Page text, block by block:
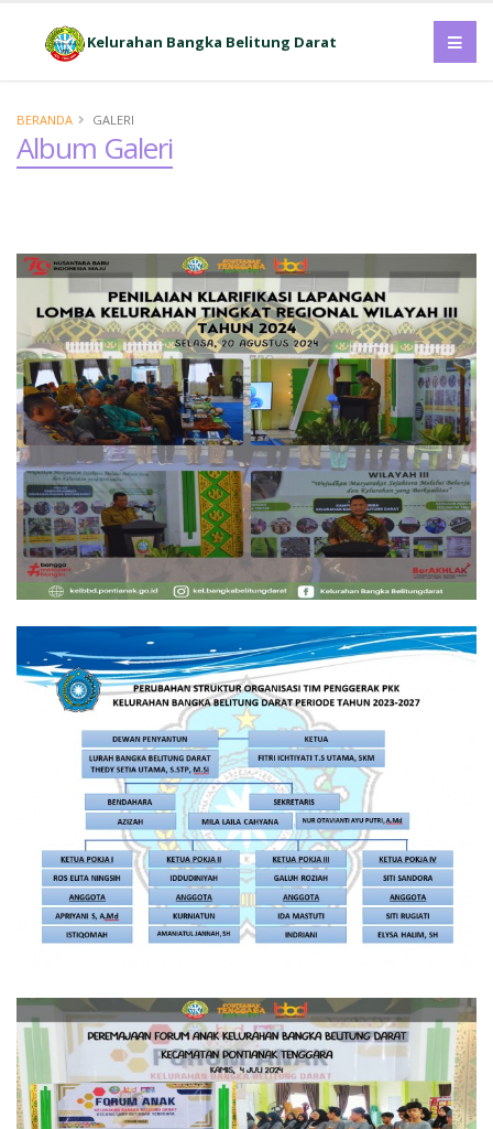
Kelurahan Bangka Belitung Darat
BERANDA GALERI
Album Galeri